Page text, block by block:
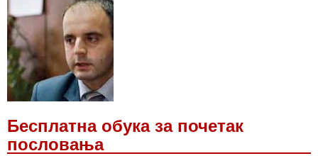
Бесплатна обука за почетак
пословања